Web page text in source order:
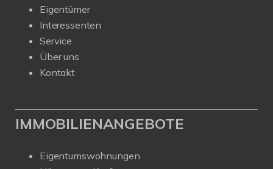
Eigentümer
Interessenten
Service
Über uns
Kontakt
IMMOBILIENANGEBOTE
Eigentumswohnungen